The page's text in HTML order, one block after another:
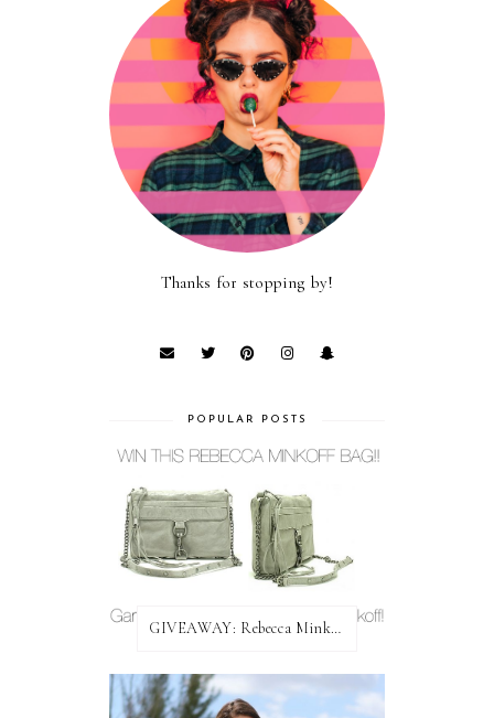
Thanks for stopping by!
POPULAR POSTS
GIVEAWAY: Rebecca Minkoff Bag!